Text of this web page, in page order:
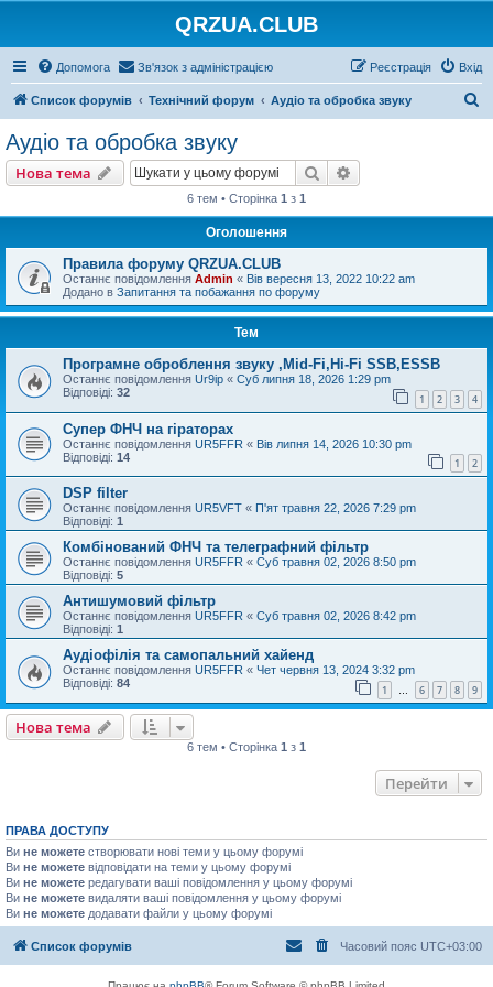
QRZUA.CLUB
Допомога Зв'язок з адміністрацією Вхід
Реєстрація
Список форумів Технічний форум Аудіо та обробка звуку
Аудіо та обробка звуку
Нова тема Пошук
6 тем • Сторінка 1 з 1
Оголошення
Правила форуму QRZUA.CLUB
Останнє повідомлення Admin « Вів вересня 13, 2022 10:22 am
Додано в Запитання та побажання по форуму
Тем
Програмне оброблення звуку ,Mid-Fi,Hi-Fi SSB,ESSB
Останнє повідомлення Ur9ip « Суб липня 18, 2026 1:29 pm
Відповіді: 32 1 2 3 4
Супер ФНЧ на гіраторах
Останнє повідомлення UR5FFR « Вів липня 14, 2026 10:30 pm
Відповіді: 14 1 2
DSP filter
Останнє повідомлення UR5VFT « П'ят травня 22, 2026 7:29 pm
Відповіді: 1
Комбінований ФНЧ та телеграфний фільтр
Останнє повідомлення UR5FFR « Суб травня 02, 2026 8:50 pm
Відповіді: 5
Антишумовий фільтр
Останнє повідомлення UR5FFR « Суб травня 02, 2026 8:42 pm
Відповіді: 1
Аудіофілія та самопальний хайенд
Останнє повідомлення UR5FFR « Чет червня 13, 2024 3:32 pm
Відповіді: 84 1 … 6 7 8 9
Нова тема
6 тем • Сторінка 1 з 1
Перейти
ПРАВА ДОСТУПУ
Ви не можете створювати нові теми у цьому форумі
Ви не можете відповідати на теми у цьому форумі
Ви не можете редагувати ваші повідомлення у цьому форумі
Ви не можете видаляти ваші повідомлення у цьому форумі
Ви не можете додавати файли у цьому форумі
Список форумів Часовий пояс UTC+03:00